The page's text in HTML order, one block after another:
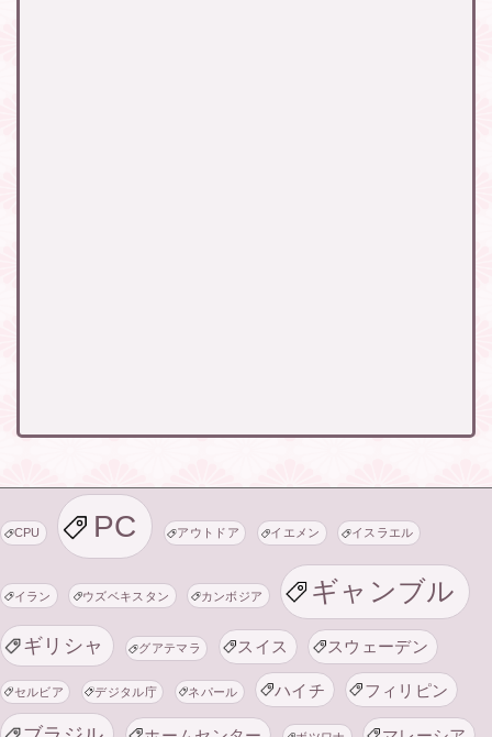
CPU PC アウトドア イエメン イスラエル
イラン ウズベキスタン カンボジア ギャンブル
ギリシャ グアテマラ スイス スウェーデン
セルビア デジタル庁 ネパール ハイチ フィリピン